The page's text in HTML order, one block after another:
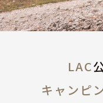
LAC
キャンピ